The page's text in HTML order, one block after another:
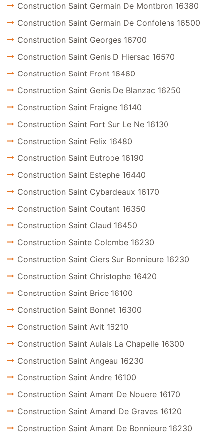
Construction Saint Germain De Montbron 16380
Construction Saint Germain De Confolens 16500
Construction Saint Georges 16700
Construction Saint Genis D Hiersac 16570
Construction Saint Front 16460
Construction Saint Genis De Blanzac 16250
Construction Saint Fraigne 16140
Construction Saint Fort Sur Le Ne 16130
Construction Saint Felix 16480
Construction Saint Eutrope 16190
Construction Saint Estephe 16440
Construction Saint Cybardeaux 16170
Construction Saint Coutant 16350
Construction Saint Claud 16450
Construction Sainte Colombe 16230
Construction Saint Ciers Sur Bonnieure 16230
Construction Saint Christophe 16420
Construction Saint Brice 16100
Construction Saint Bonnet 16300
Construction Saint Avit 16210
Construction Saint Aulais La Chapelle 16300
Construction Saint Angeau 16230
Construction Saint Andre 16100
Construction Saint Amant De Nouere 16170
Construction Saint Amand De Graves 16120
Construction Saint Amant De Bonnieure 16230